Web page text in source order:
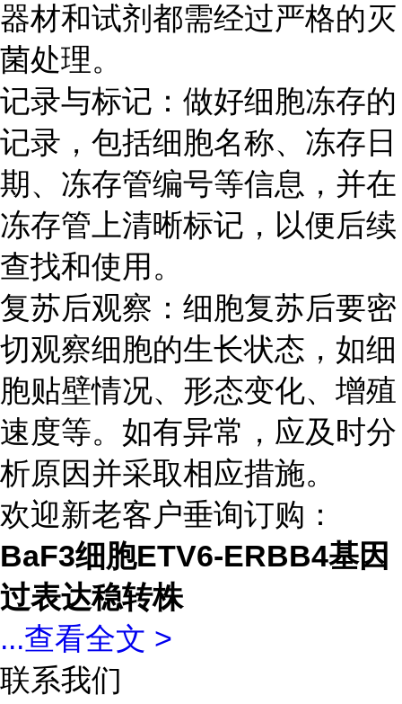
器材和试剂都需经过严格的灭
菌处理。
记录与标记：做好细胞冻存的
记录，包括细胞名称、冻存日
期、冻存管编号等信息，并在
冻存管上清晰标记，以便后续
查找和使用。
复苏后观察：细胞复苏后要密
切观察细胞的生长状态，如细
胞贴壁情况、形态变化、增殖
速度等。如有异常，应及时分
析原因并采取相应措施。
欢迎新老客户垂询订购：
BaF3细胞ETV6-ERBB4基因
过表达稳转株
...查看全文 >
联系我们